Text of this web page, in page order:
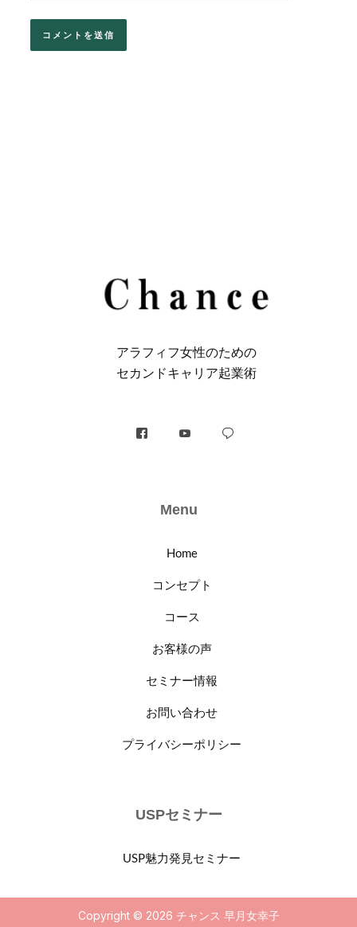
ト
アラフィフ⼥性のための
セカンドキャリア起業術
Menu
Home
コンセプト
コース
お客様の声
セミナー情報
お問い合わせ
プライバシーポリシー
USPセミナー
USP魅力発見セミナー
Copyright © 2026 チャンス 早月女幸子